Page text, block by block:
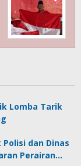
Lomba Tarik
dan Dinas
Perairan…